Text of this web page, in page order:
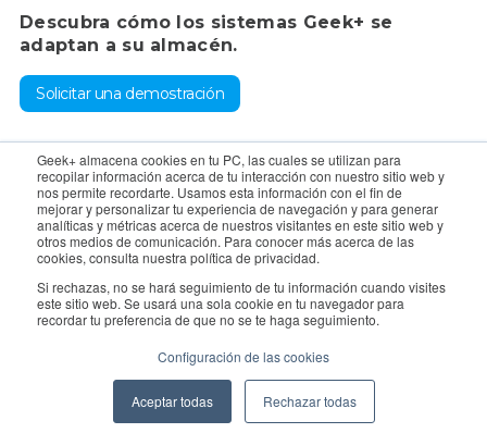
Geek+ almacena cookies en tu PC, las cuales se utilizan para
recopilar información acerca de tu interacción con nuestro sitio web y
nos permite recordarte. Usamos esta información con el fin de
mejorar y personalizar tu experiencia de navegación y para generar
analíticas y métricas acerca de nuestros visitantes en este sitio web y
otros medios de comunicación. Para conocer más acerca de las
cookies, consulta nuestra política de privacidad.
Si rechazas, no se hará seguimiento de tu información cuando visites
este sitio web. Se usará una sola cookie en tu navegador para
recordar tu preferencia de que no se te haga seguimiento.
Configuración de las cookies
Aceptar todas Rechazar todas
Descubra cómo los sistemas Geek+ se
adaptan a su almacén.
Solicitar una demostración
Para consultas, póngase en contacto con el departamento de
ventas:sales@geekplus.com. Para promociones, póngase en
contacto con el departamento de relaciones públicas:
pr@geekplus.com
Copyright © 2026 Geekplus Technology Co., Ltd. All rights
reserved.
Legal Become a partner